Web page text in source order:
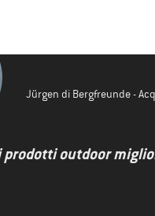
Jürgen di Bergfreunde -
prodotti outdoor